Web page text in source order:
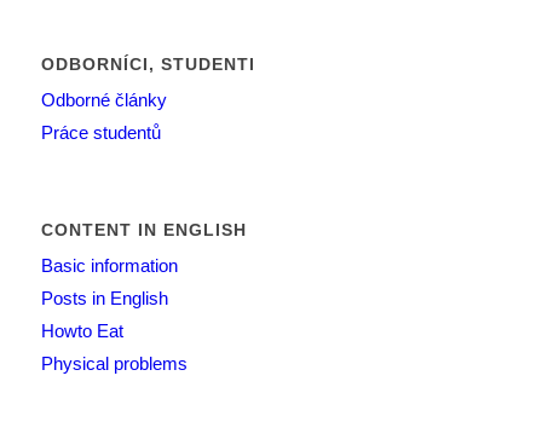
ODBORNÍCI, STUDENTI
Odborné články
Práce studentů
CONTENT IN ENGLISH
Basic information
Posts in English
Howto Eat
Physical problems